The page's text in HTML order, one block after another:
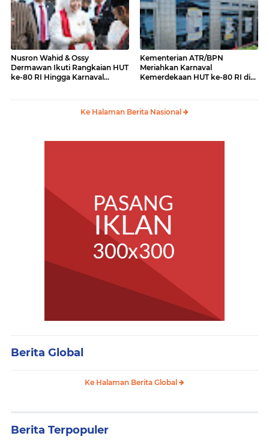
Nusron Wahid & Ossy
Dermawan Ikuti Rangkaian HUT
ke-80 RI Hingga Karnaval
Kementerian ATR/BPN
Meriahkan Karnaval
Kemerdekaan HUT ke-80 RI di
Ke Halaman Berita Nasional
Berita Global
Ke Halaman Berita Global
Berita Terpopuler